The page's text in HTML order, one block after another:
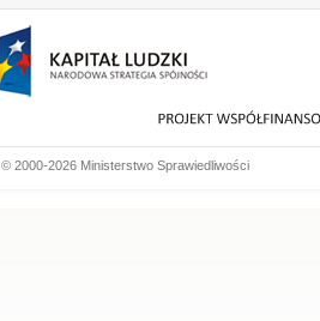
© 2000-2026 Ministerstwo Sprawiedliwości